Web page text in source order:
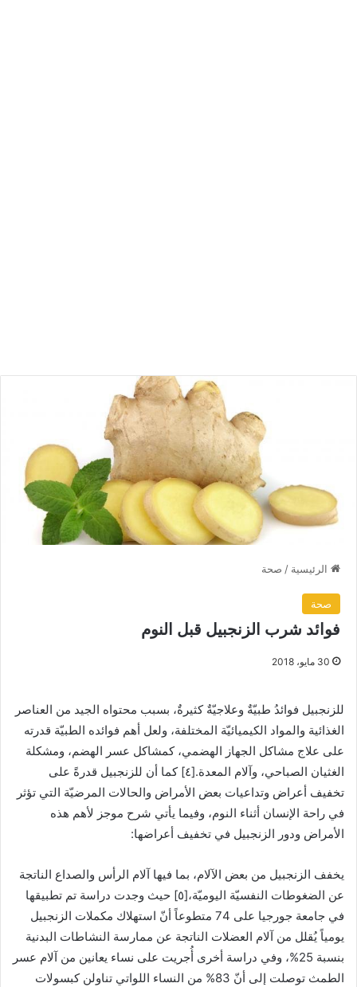
الرئيسية / صحة
صحة
فوائد شرب الزنجبيل قبل النوم
30 مايو، 2018
للزنجبيل فوائدُ طبيّةٌ وعلاجيّةٌ كثيرةٌ، بسبب محتواه الجيد من العناصر
الغذائية والمواد الكيميائيّة المختلفة، ولعل أهم فوائده الطبيّة قدرته
على علاج مشاكل الجهاز الهضمي، كمشاكل عسر الهضم، ومشكلة
الغثيان الصباحي، وآلام المعدة.[٤] كما أن للزنجبيل قدرةً على
تخفيف أعراض وتداعيات بعض الأمراض والحالات المرضيّة التي تؤثر
في راحة الإنسان أثناء النوم، وفيما يأتي شرح موجز لأهم هذه
الأمراض ودور الزنجبيل في تخفيف أعراضها:
يخفف الزنجبيل من بعض الآلام، بما فيها آلام الرأس والصداع الناتجة
عن الضغوطات النفسيّة اليوميّة،[٥] حيث وجدت دراسة تم تطبيقها
في جامعة جورجيا على 74 متطوعاً أنّ استهلاك مكملات الزنجبيل
يومياً يُقلل من آلام العضلات الناتجة عن ممارسة النشاطات البدنية
بنسبة 25%، وفي دراسة أخرى أُجريت على نساء يعانين من آلام عسر
الطمث توصلت إلى أنّ 83% من النساء اللواتي تناولن كبسولات